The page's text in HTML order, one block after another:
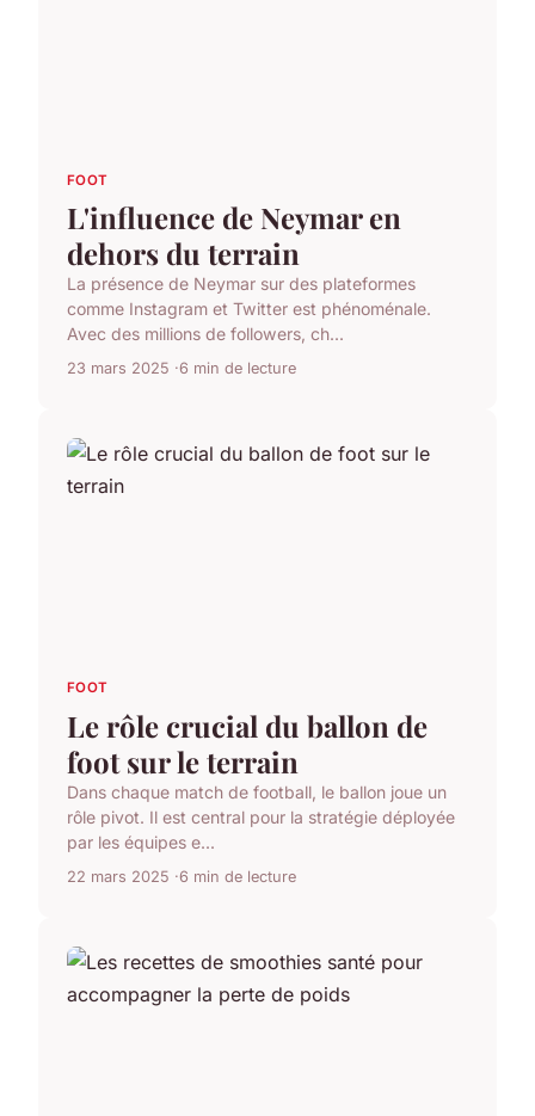
FOOT
L'influence de Neymar en
dehors du terrain
La présence de Neymar sur des plateformes
comme Instagram et Twitter est phénoménale.
Avec des millions de followers, ch...
23 mars 2025 6 min de lecture
FOOT
Le rôle crucial du ballon de
foot sur le terrain
Dans chaque match de football, le ballon joue un
rôle pivot. Il est central pour la stratégie déployée
par les équipes e...
22 mars 2025 6 min de lecture